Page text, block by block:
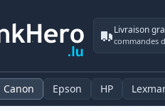
Livraison
commandes
Canon Epson HP